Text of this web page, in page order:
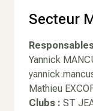
Secteur
Yannick
Mathieu
Clubs : ST